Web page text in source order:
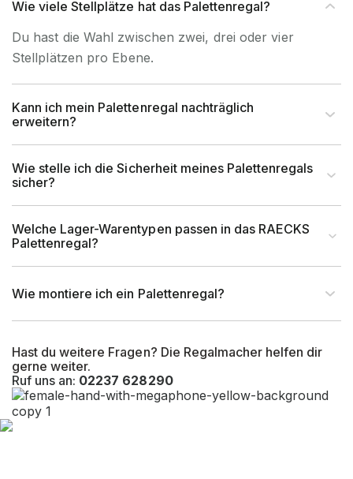
Hast du weitere Fragen? Die Regalmacher helfen dir
gerne weiter.
Ruf uns an: 02237 628290
Wie viele Stellplätze hat das Palettenregal?
Du hast die Wahl zwischen zwei, drei oder vier
Stellplätzen pro Ebene.
Kann ich mein Palettenregal nachträglich
erweitern?
Wie stelle ich die Sicherheit meines Palettenregals
sicher?
Welche Lager-Warentypen passen in das RAECKS
Palettenregal?
Wie montiere ich ein Palettenregal?